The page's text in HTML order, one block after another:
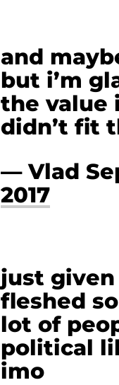
and
but i’m
the value
didn’t fit
— Vlad
2017
just given
fleshed
lot of
political
imo